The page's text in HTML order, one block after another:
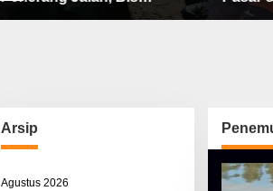
Sekolah, Jalan Rusak Berat
Arsip
Agustus 2026